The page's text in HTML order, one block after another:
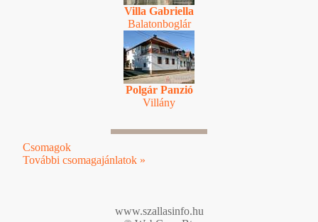
Villa Gabriella
Balatonboglár
Polgár Panzió
Villány
Csomagok
További csomagajánlatok »
www.szallasinfo.hu